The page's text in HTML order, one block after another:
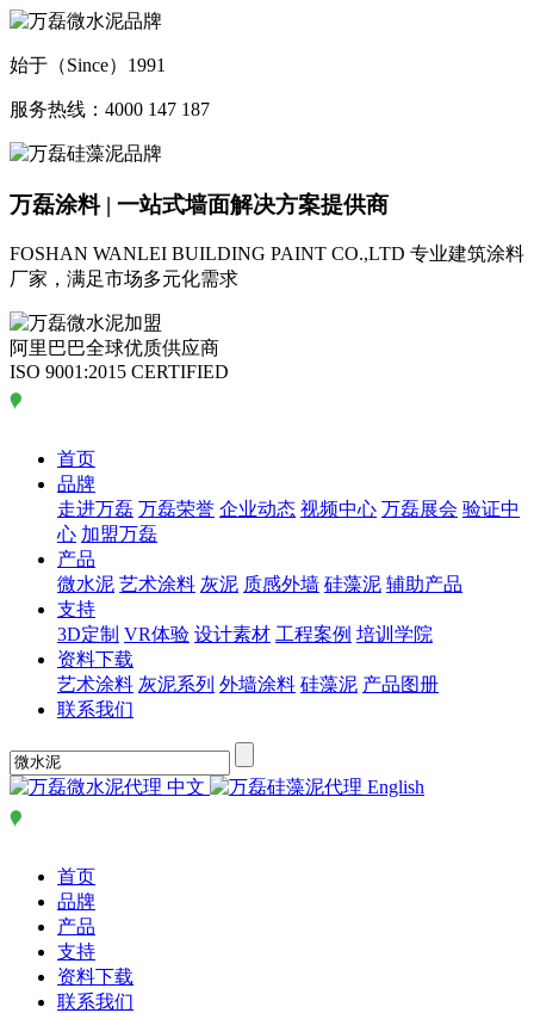
始于（Since）1991
服务热线：4000 147 187
万磊涂料 | 一站式墙面解决方案提供商
FOSHAN WANLEI BUILDING PAINT CO.,LTD 专业建筑涂料
厂家，满足市场多元化需求
阿里巴巴全球优质供应商
ISO 9001:2015 CERTIFIED
首页
品牌
走进万磊 万磊荣誉 企业动态 视频中心 万磊展会 验证中
心 加盟万磊
产品
微水泥 艺术涂料 灰泥 质感外墙 硅藻泥 辅助产品
支持
3D定制 VR体验 设计素材 工程案例 培训学院
资料下载
艺术涂料 灰泥系列 外墙涂料 硅藻泥 产品图册
联系我们
中文 English
首页
品牌
产品
支持
资料下载
联系我们